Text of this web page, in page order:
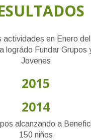
actividades en Enero
lográdo Fundar Grupos
Jovenes
2015
2014
alcanzando a
150 niños